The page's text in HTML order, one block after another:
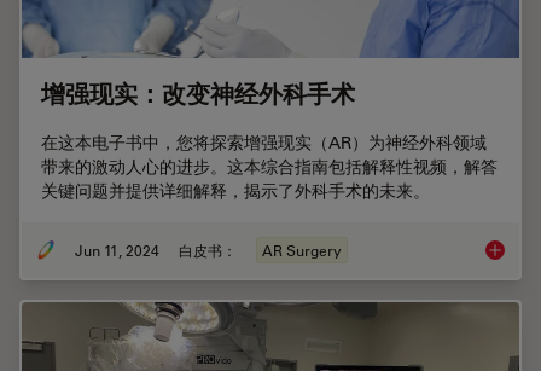
增强现实：改变神经外科手术
在这本电子书中，您将探索增强现实（AR）为神经外科领域
带来的激动人心的进步。这本综合指南包括解释性视频，解答
关键问题并提供详细解释，揭示了外科手术的未来。
Jun 11, 2024 白皮书： AR Surgery 增强现